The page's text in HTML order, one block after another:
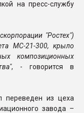
на пресс-службу
"Ростех")
МС-21-300, крыло
композиционных
, - говорится в
переведен из цеха
завода –